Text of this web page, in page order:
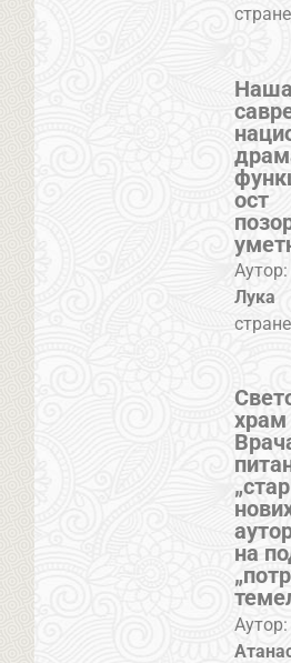
Наша
ост
Аутор:
Лука
храм
на
Аутор: